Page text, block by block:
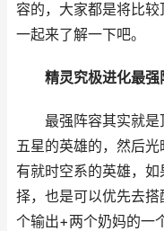
容的，大家都是将比
一起来了解一下吧。
精灵究极进化最强
最强阵容其实就是
五星的英雄的，然后
有就时空系的英雄，
择，也是可以优先去
个输出+两个奶妈的一